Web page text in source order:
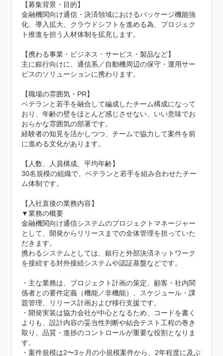
【募集背景・目的】
金融機関向け通信・決済領域におけるパッケージ機能強
化、導入拡大、クラウドシフトを進める為、プロジェク
ト推進を担う人材体制を拡充します。
【携わる事業・ビジネス・サービス・製品など】
主に銀行向けに、通信系／自動機周辺の保守・運用サー
ビスのソリューションに携わります。
【職場の雰囲気・PR】
ベテランと若手を融合して編成したチーム構成になって
おり、年齢の壁をほとんど感じさせない、いい意味でお
おらかな雰囲気の部署です。
経験者の知見を活かしつつ、チームで協力して案件を前
に進める文化があります。
【人数、人員構成、平均年齢】
30名規模の組織で、ベテランと若手を組み合わせたチー
ム体制です。
【入社直後の業務内容】
▼業務の概要
金融機関向け通信システムのプロジェクトマネージャー
として、開発からリリースまでの全体管理を担っていた
だきます。
携わるシステムとしては、銀行と外部決済ネットワーク
を接続する対外接続システムや認証基盤などです。
・主な業務は、プロジェクト計画の策定、顧客・社内関
係者との要件定義（機能／非機能）、スケジュール・課
題管理、リリース計画および移行支援です。
・開発実装は協力会社が中心となるため、コードを書く
よりも、設計内容の妥当性判断や結合テスト工程の巻き
取り、品質・進捗のコントロールが重要な役割となりま
す。
・案件規模は2〜3ヶ月の小規模案件から、2年程度に及ぶ